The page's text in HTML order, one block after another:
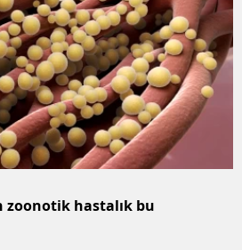
zoonotik hastalık bu